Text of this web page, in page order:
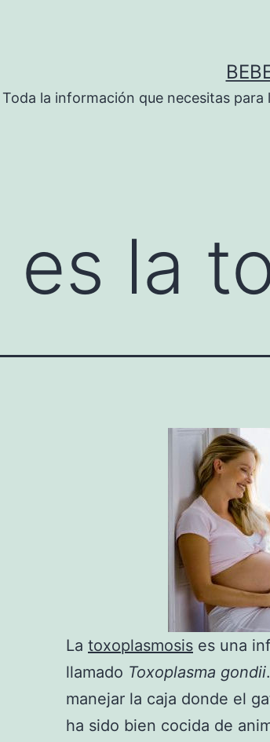
Toda la información que necesitas
es la
La toxoplasmosis es una
llamado Toxoplasma gondii
manejar la caja donde el
ha sido bien cocida de